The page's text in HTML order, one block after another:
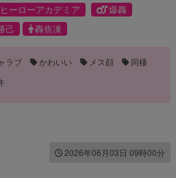
ーローアカデミア
爆轟
己
轟焦凍
ラブ かわいい メス顔
同棲
2026年06月03日 09時00分